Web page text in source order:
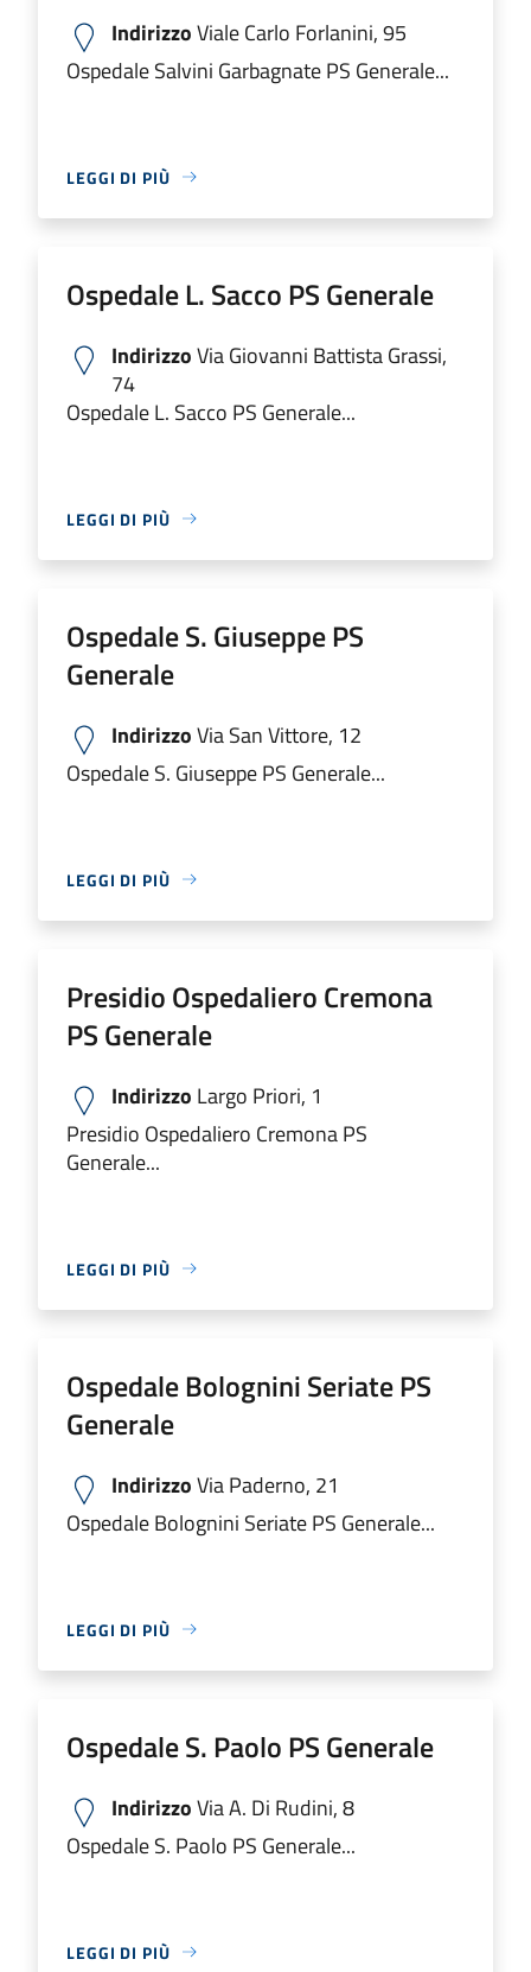
IndirizzoViale Carlo Forlanini, 95
Ospedale Salvini Garbagnate PS Generale...
LEGGI DI PIÙ
Ospedale L. Sacco PS Generale
IndirizzoVia Giovanni Battista Grassi,
74
Ospedale L. Sacco PS Generale...
LEGGI DI PIÙ
Ospedale S. Giuseppe PS
Generale
IndirizzoVia San Vittore, 12
Ospedale S. Giuseppe PS Generale...
LEGGI DI PIÙ
Presidio Ospedaliero Cremona
PS Generale
Indirizzo Largo Priori, 1
Presidio Ospedaliero Cremona PS
Generale...
LEGGI DI PIÙ
Ospedale Bolognini Seriate PS
Generale
IndirizzoVia Paderno, 21
Ospedale Bolognini Seriate PS Generale...
LEGGI DI PIÙ
Ospedale S. Paolo PS Generale
IndirizzoVia A. Di Rudini, 8
Ospedale S. Paolo PS Generale...
LEGGI DI PIÙ